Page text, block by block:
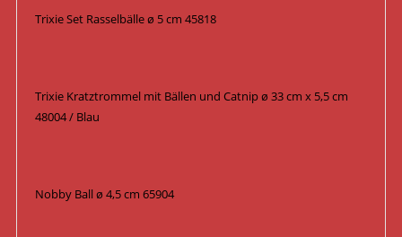
Trixie Set Rasselbälle ø 5 cm 45818
Trixie Kratztrommel mit Bällen und Catnip ø 33 cm x 5,5 cm
48004 / Blau
Nobby Ball ø 4,5 cm 65904